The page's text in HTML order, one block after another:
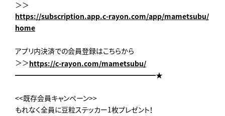
＞＞
https://subscription.app.c-rayon.com/app/mametsubu/
home
アプリ内決済での会員登録はこちらから
＞＞https://c-rayon.com/mametsubu/
━━━━━━━━━━━━━━━━━━━━★
<<既存会員キャンペーン>>
もれなく全員に豆粒ステッカー1枚プレゼント！